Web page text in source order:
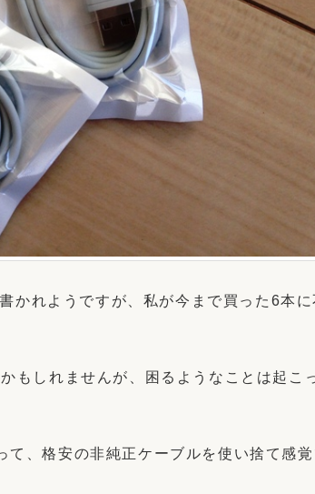
かれようですが、私が今まで買った6本に
もしれませんが、困るようなことは起こ
、格安の非純正ケーブルを使い捨て感